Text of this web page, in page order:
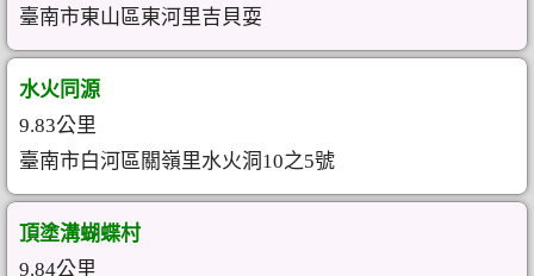
臺南市東山區東河里吉貝耍
水火同源
9.83公里
臺南市白河區關嶺里水火洞10之5號
頂塗溝蝴蝶村
9.84公里